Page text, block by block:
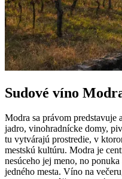
Sudové víno
Modra sa právom predstavuje
jadro, vinohradnícke domy,
tu vytvárajú prostredie, v
mestskú kultúru. Modra je
nesúceho jej meno, no
jedného mesta. Víno na